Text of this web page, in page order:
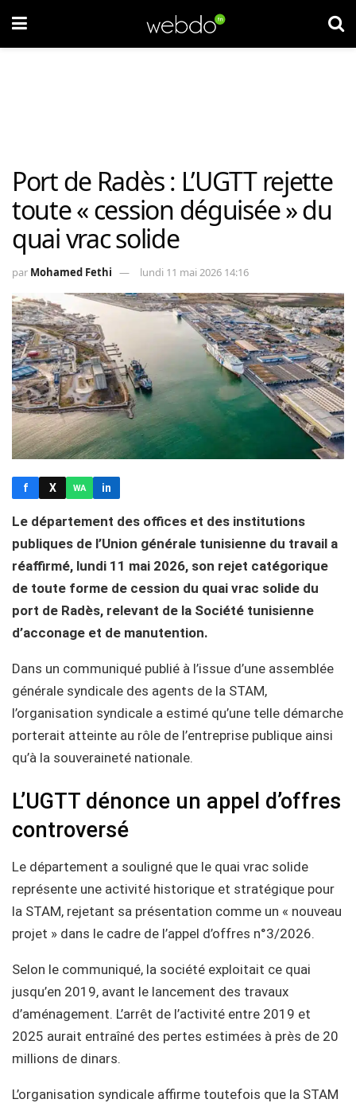
Port de Radès : L’UGTT rejette
toute « cession déguisée » du
quai vrac solide
par Mohamed Fethi lundi 11 mai 2026 14:16
f X WA in
Le département des offices et des institutions
publiques de l’Union générale tunisienne du travail a
réaffirmé, lundi 11 mai 2026, son rejet catégorique
de toute forme de cession du quai vrac solide du
port de Radès, relevant de la Société tunisienne
d’acconage et de manutention.
Dans un communiqué publié à l’issue d’une assemblée
générale syndicale des agents de la STAM,
l’organisation syndicale a estimé qu’une telle démarche
porterait atteinte au rôle de l’entreprise publique ainsi
qu’à la souveraineté nationale.
L’UGTT dénonce un appel d’offres
controversé
Le département a souligné que le quai vrac solide
représente une activité historique et stratégique pour
la STAM, rejetant sa présentation comme un « nouveau
projet » dans le cadre de l’appel d’offres n°3/2026.
Selon le communiqué, la société exploitait ce quai
jusqu’en 2019, avant le lancement des travaux
d’aménagement. L’arrêt de l’activité entre 2019 et
2025 aurait entraîné des pertes estimées à près de 20
millions de dinars.
L’organisation syndicale affirme toutefois que la STAM